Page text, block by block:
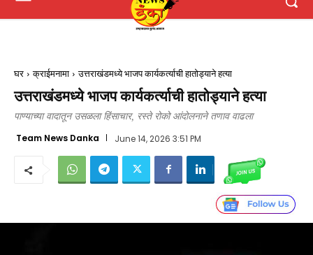
घर क्राईमनामा उत्तराखंडमध्ये भाजप कार्यकर्त्याची हातोड्याने हत्या
उत्तराखंडमध्ये भाजप कार्यकर्त्याची हातोड्याने हत्या
पाण्याच्या वादातून उसळला हिंसाचार, रस्ते रोको आंदोलनाने तणाव वाढला
Team News Danka June 14, 2026 3:51 PM